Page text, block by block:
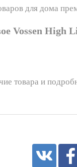
для дома
Vossen High
товара и